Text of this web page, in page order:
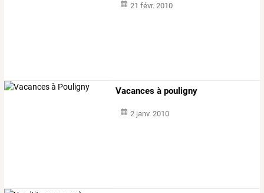
21 févr. 2010
Vacances à pouligny
2 janv. 2010